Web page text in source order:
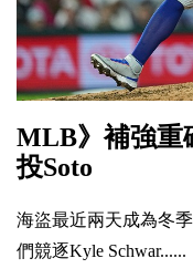
MLB》補強
投Soto
海盜最近兩天成為冬
們競逐Kyle Schwar......